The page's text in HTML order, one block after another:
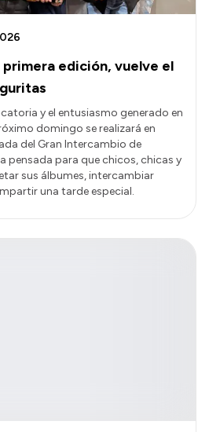
edición, vuelve el
y el entusiasmo generado en
domingo se realizará en
del Gran Intercambio de
pensada para que chicos, chicas y
sus álbumes, intercambiar
una tarde especial.